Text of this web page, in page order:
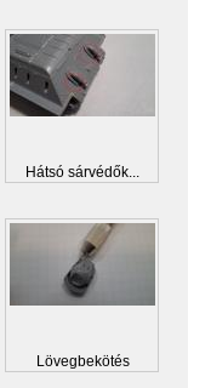
Hátsó sárvédők...
Lövegbekötés